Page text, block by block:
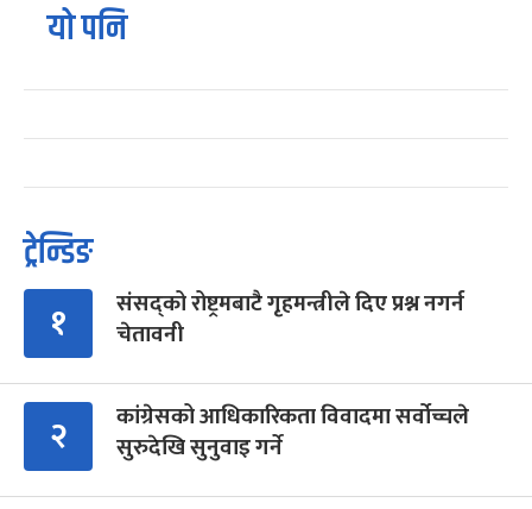
यो पनि
ट्रेन्डिङ
१
संसद्को रोष्ट्रमबाटै गृहमन्त्रीले दिए प्रश्न नगर्न
चेतावनी
२
कांग्रेसको आधिकारिकता विवादमा सर्वोच्चले
सुरुदेखि सुनुवाइ गर्ने